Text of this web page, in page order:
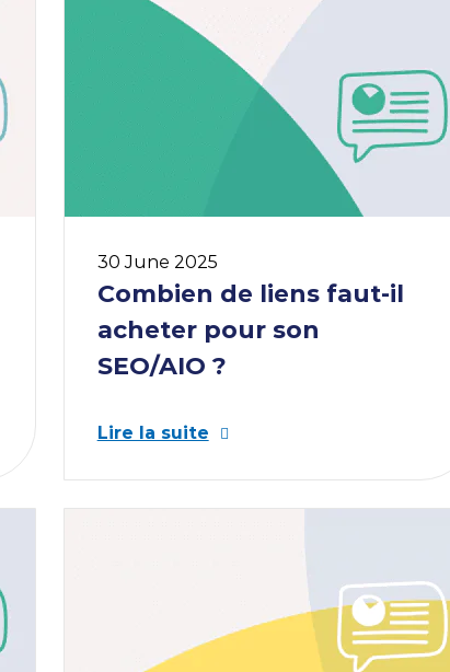
30 June 2025
Combien de liens faut-il
acheter pour son
SEO/AIO ?
Lire la suite